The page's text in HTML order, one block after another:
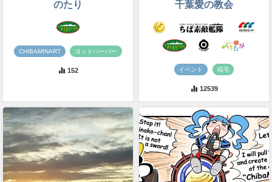
のたり
CHIBAMINART ヨットハーバー
152
千葉愛の教会
イベント 稲毛
12539